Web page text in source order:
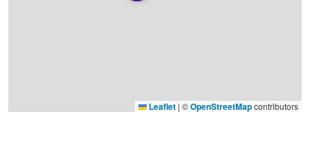
Leaflet | ©OpenStreetMapcontributors